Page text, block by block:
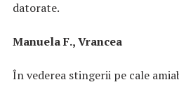
datorate.
Manuela F., Vrancea
În vederea stingerii pe cale